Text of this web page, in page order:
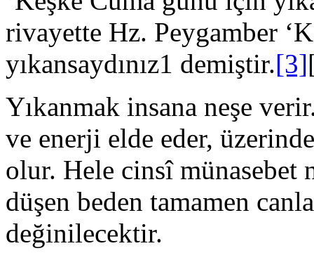
rivayette Hz. Peygamber
yıkansaydınız1 demiştir.[3]
Yıkanmak insana neşe
ve enerji elde eder,
olur. Hele cinsî münase­bet
düşen beden tamamen
değinilecektir.